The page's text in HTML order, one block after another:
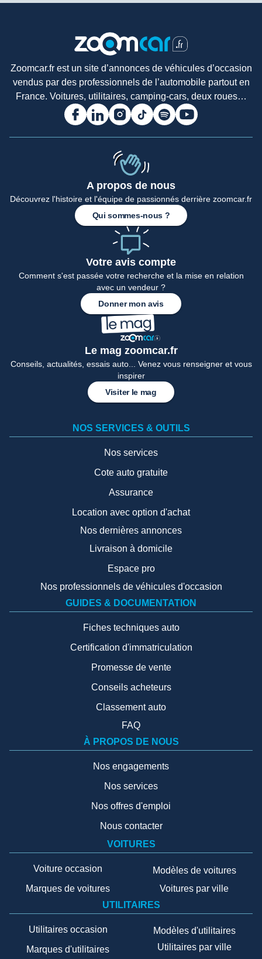
Zoomcar.fr est un site d’annonces de véhicules d’occasion
vendus par des professionnels de l’automobile partout en
France. Voitures, utilitaires, camping-cars, deux roues…
A propos de nous
Découvrez l'histoire et l'équipe de passionnés derrière zoomcar.fr
Qui sommes-nous ?
Votre avis compte
Comment s'est passée votre recherche et la mise en relation
avec un vendeur ?
Donner mon avis
Le mag zoomcar.fr
Conseils, actualités, essais auto... Venez vous renseigner et vous
inspirer
Visiter le mag
NOS SERVICES & OUTILS
Nos services
Cote auto gratuite
Assurance
Location avec option d'achat
Nos dernières annonces
Livraison à domicile
Espace pro
Nos professionnels de véhicules d'occasion
GUIDES & DOCUMENTATION
Fiches techniques auto
Certification d'immatriculation
Promesse de vente
Conseils acheteurs
Classement auto
FAQ
À PROPOS DE NOUS
Nos engagements
Nos services
Nos offres d'emploi
Nous contacter
VOITURES
Voiture occasion
Marques de voitures
Modèles de voitures
Voitures par ville
UTILITAIRES
Utilitaires occasion
Marques d'utilitaires
Modèles d'utilitaires
Utilitaires par ville